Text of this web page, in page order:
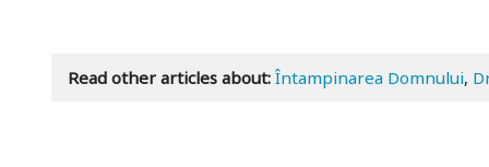
Add to cart Add to wish list
Read other articles about: Întampinarea Domnului,